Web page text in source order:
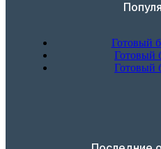
Готовый
Готовый
Готовый